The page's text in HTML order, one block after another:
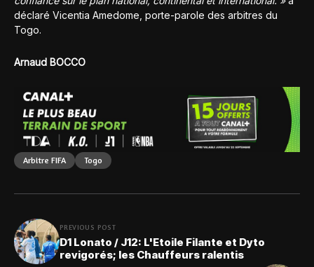
déclaré Vicentia Amedome, porte-parole des arbitres du
Togo.
Arnaud BOCCO
Arbitre FIFA Togo
PREVIOUS POST
D1 Lonato / J12: L'Etoile Filante et Dyto
revigorés; les Chauffeurs ralentis